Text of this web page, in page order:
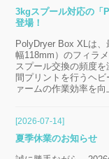
3kgスプール対応の
登場！
PolyDryer Box XLは
幅118mm）のフィラ
スプール交換の頻度
間プリントを行うヘ
ァームの作業効率を向
[2026-07-14]
夏季休業のお知らせ